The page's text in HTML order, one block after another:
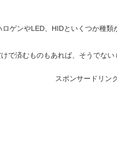
ゲンやLED、HIDといくつか種類
けで済むものもあれば、そうでない
スポンサードリン